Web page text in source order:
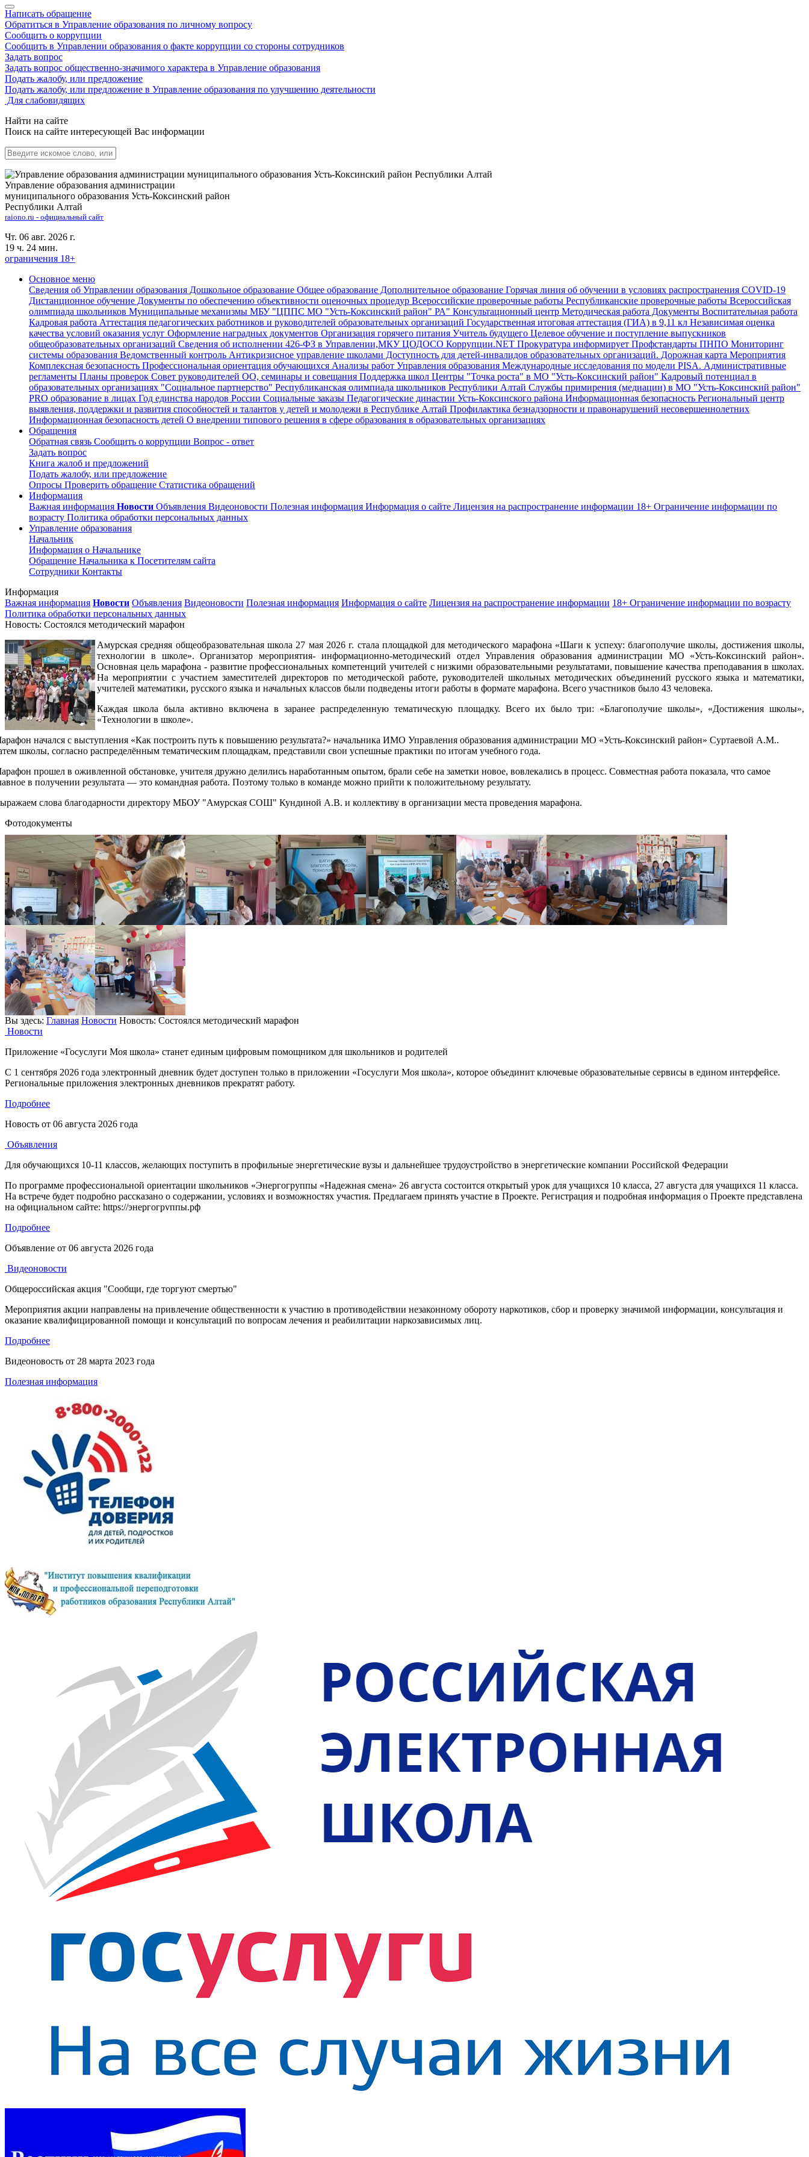
Написать обращение
Обратиться в Управление образования по личному вопросу
Сообщить о коррупции
Сообщить в Управлении образования о факте коррупции со стороны сотрудников
Задать вопрос
Задать вопрос общественно-значимого характера в Управление образования
Подать жалобу, или предложение
Подать жалобу, или предложение в Управление образования по улучшению деятельности
Для слабовидящих
Найти на сайте
Поиск на сайте интересующей Вас информации
Управление образования администрации
муниципального образования Усть-Коксинский район
Республики Алтай
raiono.ru - официальный сайт
Чт. 06 авг. 2026 г.
19 ч. 24 мин.
ограничения 18+
Основное меню
Сведения об Управлении образования Дошкольное образование Общее образование Дополнительное образование Горячая линия об обучении в условиях распространения COVID-19
Дистанционное обучение Документы по обеспечению объективности оценочных процедур Всероссийские проверочные работы Республиканские проверочные работы Всероссийская
олимпиада школьников Муниципальные механизмы МБУ "ЦППС МО "Усть-Коксинский район" РА" Консультационный центр Методическая работа Документы Воспитательная работа
Кадровая работа Аттестация педагогических работников и руководителей образовательных организаций Государственная итоговая аттестация (ГИА) в 9,11 кл Независимая оценка
качества условий оказания услуг Оформление наградных документов Организация горячего питания Учитель будущего Целевое обучение и поступление выпускников
общеобразовательных организаций Сведения об исполнении 426-ФЗ в Управлении,МКУ ЦОДОСО Коррупции.NET Прокуратура информирует Профстандарты ПНПО Мониторинг
системы образования Ведомственный контроль Антикризисное управление школами Доступность для детей-инвалидов образовательных организаций. Дорожная карта Мероприятия
Комплексная безопасность Профессиональная ориентация обучающихся Анализы работ Управления образования Международные исследования по модели PISA. Административные
регламенты Планы проверок Совет руководителей ОО, семинары и совещания Поддержка школ Центры "Точка роста" в МО "Усть-Коксинский район" Кадровый потенциал в
образовательных организациях "Социальное партнерство" Республиканская олимпиада школьников Республики Алтай Службы примирения (медиации) в МО "Усть-Коксинский район"
PRO образование в лицах Год единства народов России Социальные заказы Педагогические династии Усть-Коксинского района Информационная безопасность Региональный центр
выявления, поддержки и развития способностей и талантов у детей и молодежи в Республике Алтай Профилактика безнадзорности и правонарушений несовершеннолетних
Информационная безопасность детей О внедрении типового решения в сфере образования в образовательных организациях
Обращения
Обратная связь Сообщить о коррупции Вопрос - ответ
Задать вопрос
Книга жалоб и предложений
Подать жалобу, или предложение
Опросы Проверить обращение Статистика обращений
Информация
Важная информация Новости Объявления Видеоновости Полезная информация Информация о сайте Лицензия на распространение информации 18+ Ограничение информации по
возрасту Политика обработки персональных данных
Управление образования
Начальник
Информация о Начальнике
Обращение Начальника к Посетителям сайта
Сотрудники Контакты
Информация
Важная информация Новости Объявления Видеоновости Полезная информация Информация о сайте Лицензия на распространение информации 18+ Ограничение информации по возрасту
Политика обработки персональных данных
Новость: Состоялся методический марафон
Амурская средняя общеобразовательная школа 27 мая 2026 г. стала площадкой для методического марафона «Шаги к успеху: благополучие школы, достижения школы,
технологии в школе». Организатор мероприятия- информационно-методический отдел Управления образования администрации МО «Усть-Коксинский район».
Основная цель марафона - развитие профессиональных компетенций учителей с низкими образовательными результатами, повышение качества преподавания в школах.
На мероприятии с участием заместителей директоров по методической работе, руководителей школьных методических объединений русского языка и математики,
учителей математики, русского языка и начальных классов были подведены итоги работы в формате марафона. Всего участников было 43 человека.
Каждая школа была активно включена в заранее распределенную тематическую площадку. Всего их было три: «Благополучие школы», «Достижения школы»,
«Технологии в школе».
начался с выступления «Как построить путь к повышению результата?» начальника ИМО Управления образования администрации МО «Усть-Коксинский район» Суртаевой А.М..
школы, согласно распределённым тематическим площадкам, представили свои успешные практики по итогам учебного года.
прошел в оживленной обстановке, учителя дружно делились наработанным опытом, брали себе на заметки новое, вовлекались в процесс. Совместная работа показала, что самое
в получении результата — это командная работа. Поэтому только в команде можно прийти к положительному результату.
слова благодарности директору МБОУ "Амурская СОШ" Кундиной А.В. и коллективу в организации места проведения марафона.
Фотодокументы
Вы здесь: Главная Новости Новость: Состоялся методический марафон
Новости
Приложение «Госуслуги Моя школа» станет единым цифровым помощником для школьников и родителей
С 1 сентября 2026 года электронный дневник будет доступен только в приложении «Госуслуги Моя школа», которое объединит ключевые образовательные сервисы в едином интерфейсе.
Региональные приложения электронных дневников прекратят работу.
Подробнее
Новость от 06 августа 2026 года
Объявления
Для обучающихся 10-11 классов, желающих поступить в профильные энергетические вузы и дальнейшее трудоустройство в энергетические компании Российской Федерации
По программе профессиональной ориентации школьников «Энергогруппы «Надежная смена» 26 августа состоится открытый урок для учащихся 10 класса, 27 августа для учащихся 11 класса.
На встрече будет подробно рассказано о содержании, условиях и возможностях участия. Предлагаем принять участие в Проекте. Регистрация и подробная информация о Проекте представлена
на официальном сайте: https://энергогрvппы.рф
Подробнее
Объявление от 06 августа 2026 года
Видеоновости
Общероссийская акция "Сообщи, где торгуют смертью"
Мероприятия акции направлены на привлечение общественности к участию в противодействии незаконному обороту наркотиков, сбор и проверку значимой информации, консультация и
оказание квалифицированной помощи и консультаций по вопросам лечения и реабилитации наркозависимых лиц.
Подробнее
Видеоновость от 28 марта 2023 года
Полезная информация